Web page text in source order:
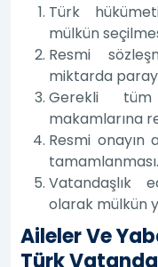
Türk
mülkün
Resmi
miktarda
Gerekli
makamlarına
Resmi onayın
tamamlanması.
Vatandaşlık
olarak mülkün
Aileler Ve
Türk